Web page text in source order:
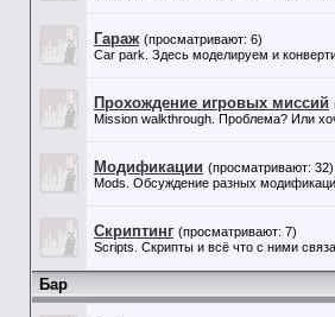
Гараж (просматривают: 6)
Car park. Здесь моделируем и
Прохождение игровых миссий
Mission walkthrough. Проблема? Или
Модификации (просматривают: 32)
Mods. Обсуждение разных
Скриптинг (просматривают: 7)
Scripts. Скрипты и всё что с ними
Бар